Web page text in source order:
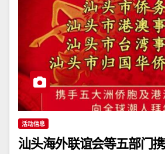
活动信息
汕头海外联谊会等五部门